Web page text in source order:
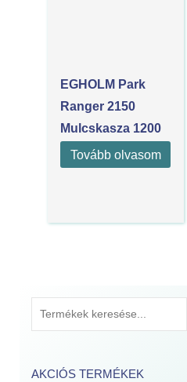
AKCIÓS TERMÉKEK
EGHOLM Park
Ranger 2150
Mulcskasza 1200
Tovább olvasom